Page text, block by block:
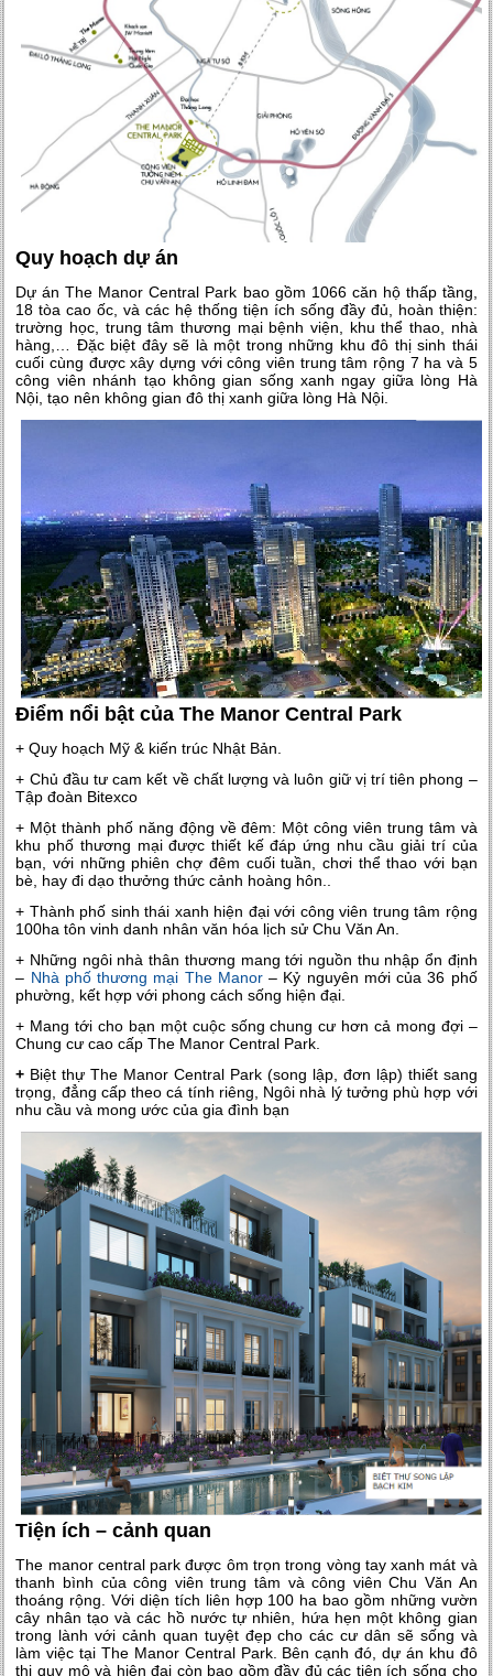
Quy hoạch dự án
Dự án The Manor Central Park bao gồm 1066 căn hộ thấp tầng,
18 tòa cao ốc, và các hệ thống tiện ích sống đầy đủ, hoàn thiện:
trường học, trung tâm thương mại bệnh viện, khu thể thao, nhà
hàng,… Đặc biệt đây sẽ là một trong những khu đô thị sinh thái
cuối cùng được xây dựng với công viên trung tâm rộng 7 ha và 5
công viên nhánh tạo không gian sống xanh ngay giữa lòng Hà
Nội, tạo nên không gian đô thị xanh giữa lòng Hà Nội.
Điểm nổi bật của The Manor Central Park
+ Quy hoạch Mỹ & kiến trúc Nhật Bản.
+ Chủ đầu tư cam kết về chất lượng và luôn giữ vị trí tiên phong –
Tập đoàn Bitexco
+ Một thành phố năng động về đêm: Một công viên trung tâm và
khu phố thương mại được thiết kế đáp ứng nhu cầu giải trí của
bạn, với những phiên chợ đêm cuối tuần, chơi thể thao với bạn
bè, hay đi dạo thưởng thức cảnh hoàng hôn..
+ Thành phố sinh thái xanh hiện đại với công viên trung tâm rộng
100ha tôn vinh danh nhân văn hóa lịch sử Chu Văn An.
+ Những ngôi nhà thân thương mang tới nguồn thu nhập ổn định
– Nhà phố thương mại The Manor– Kỷ nguyên mới của 36 phố
phường, kết hợp với phong cách sống hiện đại.
+ Mang tới cho bạn một cuộc sống chung cư hơn cả mong đợi –
Chung cư cao cấp The Manor Central Park.
+ Biệt thự The Manor Central Park (song lập, đơn lập) thiết sang
trọng, đẳng cấp theo cá tính riêng, Ngôi nhà lý tưởng phù hợp với
nhu cầu và mong ước của gia đình bạn
Tiện ích – cảnh quan
The manor central park được ôm trọn trong vòng tay xanh mát và
thanh bình của công viên trung tâm và công viên Chu Văn An
thoáng rộng. Với diện tích liên hợp 100 ha bao gồm những vườn
cây nhân tạo và các hồ nước tự nhiên, hứa hẹn một không gian
trong lành với cảnh quan tuyệt đẹp cho các cư dân sẽ sống và
làm việc tại The Manor Central Park. Bên cạnh đó, dự án khu đô
thị quy mô và hiện đại còn bao gồm đầy đủ các tiện ích sống cho